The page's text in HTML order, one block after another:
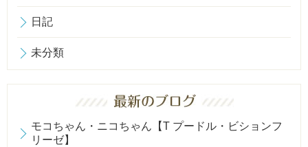
日記
未分類
モコちゃん・ニコちゃん【T プードル・ビションフ
リーゼ】